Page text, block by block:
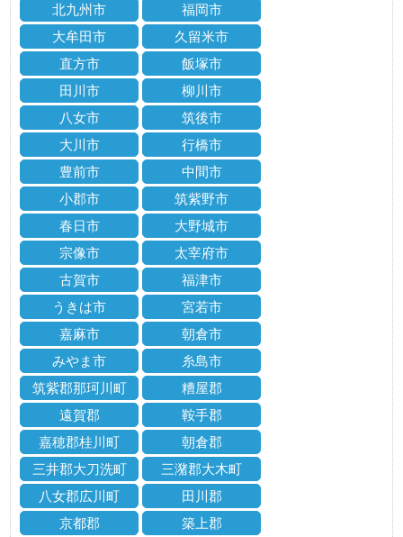
北九州市
福岡市
大牟田市
久留米市
直方市
飯塚市
田川市
柳川市
八女市
筑後市
大川市
行橋市
豊前市
中間市
小郡市
筑紫野市
春日市
大野城市
宗像市
太宰府市
古賀市
福津市
うきは市
宮若市
嘉麻市
朝倉市
みやま市
糸島市
筑紫郡那珂川町
糟屋郡
遠賀郡
鞍手郡
嘉穂郡桂川町
朝倉郡
三井郡大刀洗町
三潴郡大木町
八女郡広川町
田川郡
京都郡
築上郡